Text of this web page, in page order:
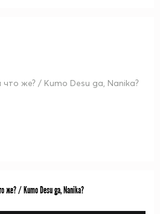
что же? / Kumo Desu ga, Nanika?
же? / Kumo Desu ga, Nanika?